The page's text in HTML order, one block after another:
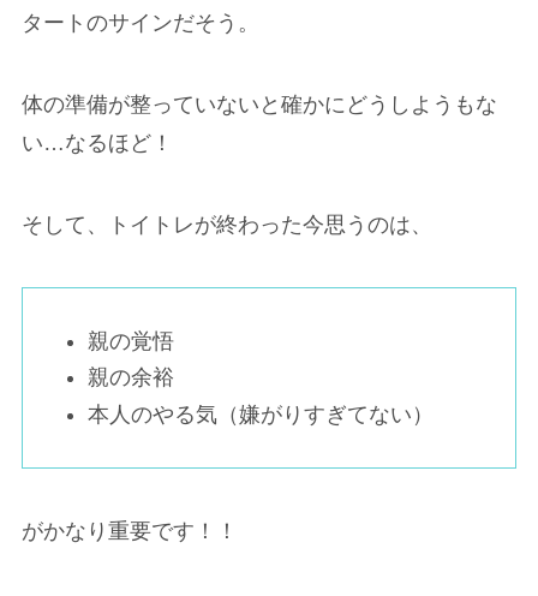
タートのサインだそう。
体の準備が整っていないと確かにどうしようもな
い…なるほど！
そして、トイトレが終わった今思うのは、
親の覚悟
親の余裕
本人のやる気（嫌がりすぎてない）
がかなり重要です！！